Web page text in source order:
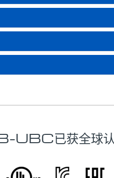
UBC已获全球